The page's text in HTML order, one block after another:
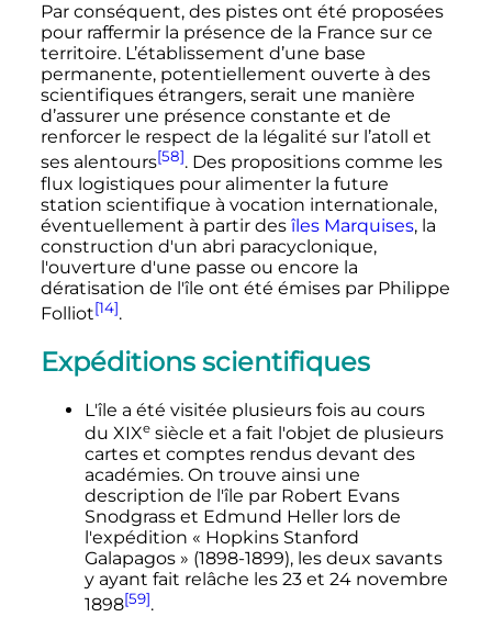
Par conséquent, des pistes ont été proposées
pour raffermir la présence de la France sur ce
territoire. L’établissement d’une base
permanente, potentiellement ouverte à des
scientifiques étrangers, serait une manière
d’assurer une présence constante et de
renforcer le respect de la légalité sur l’atoll et
ses alentours[58]. Des propositions comme les
flux logistiques pour alimenter la future
station scientifique à vocation internationale,
éventuellement à partir des îles Marquises, la
construction d'un abri paracyclonique,
l'ouverture d'une passe ou encore la
dératisation de l'île ont été émises par Philippe
Folliot[14].
Expéditions scientifiques
L'île a été visitée plusieurs fois au cours
du XIXe siècle et a fait l'objet de plusieurs
cartes et comptes rendus devant des
académies. On trouve ainsi une
description de l'île par Robert Evans
Snodgrass et Edmund Heller lors de
l'expédition « Hopkins Stanford
Galapagos » (1898-1899), les deux savants
y ayant fait relâche les 23et 24 novembre
1898[59].